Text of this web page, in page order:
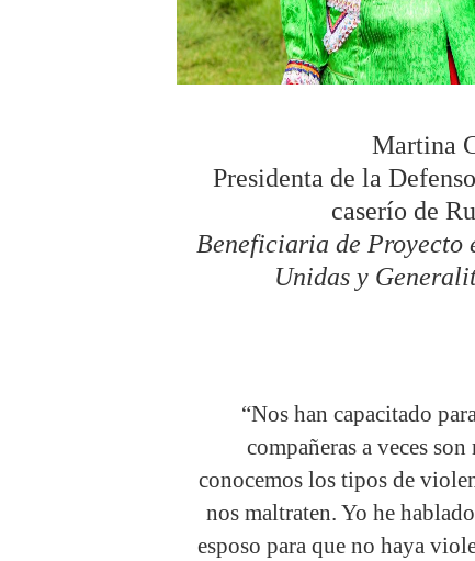
Martina
Presidenta de la
caserío de
Beneficiaria de Proyecto
Unidas y
“Nos han capacitado
compañeras a veces
conocemos los tipos de
nos maltraten. Yo he
esposo para que no haya